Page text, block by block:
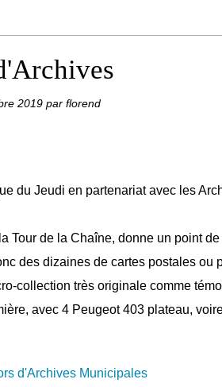
2019 par florend
du Jeudi en partenariat avec les
Tour de la Chaîne, donne un point
des dizaines de cartes postales ou
collection très originale comme
avec 4 Peugeot 403 plateau,
d'Archives Municipales